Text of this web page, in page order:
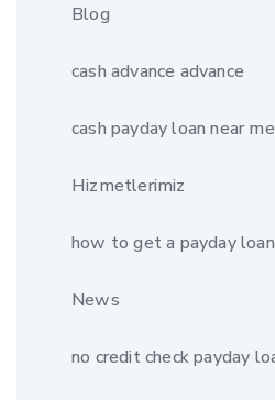
Blog
cash advance advance
cash payday loan near me
Hizmetlerimiz
how to get a payday
News
no credit check payday